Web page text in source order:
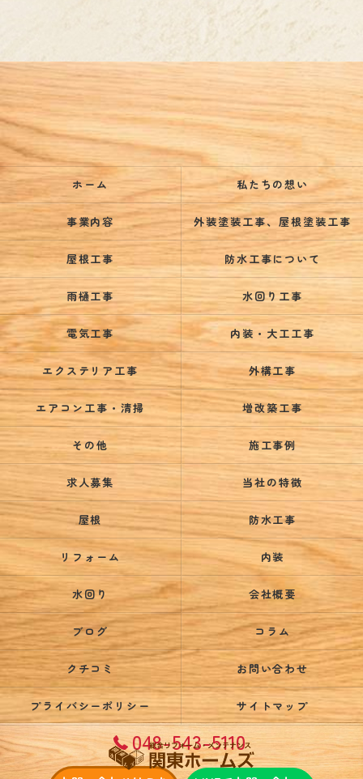
048-543-5110
ホーム 私たちの想い
事業内容 外装塗装工事、屋根塗装工事
屋根工事 防水工事について
雨樋工事 水回り工事
電気工事 内装・大工工事
エクステリア工事 外構工事
エアコン工事・清掃 増改築工事
その他 施工事例
求人募集 当社の特徴
屋根 防水工事
リフォーム 内装
水回り 会社概要
ブログ コラム
クチコミ お問い合わせ
プライバシーポリシー サイトマップ